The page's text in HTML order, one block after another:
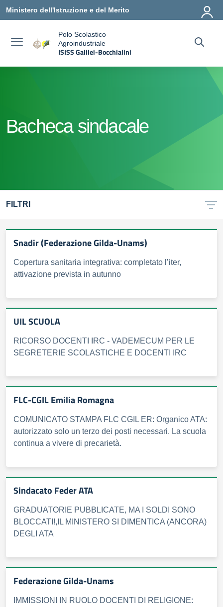
Ministero dell'Istruzione e del Merito
Polo Scolastico
Agroindustriale
ISISS Galilei-Bocchialini
Bacheca sindacale
FILTRI
Snadir (Federazione Gilda-Unams)
Copertura sanitaria integrativa: completato l’iter,
attivazione prevista in autunno
UIL SCUOLA
RICORSO DOCENTI IRC - VADEMECUM PER LE
SEGRETERIE SCOLASTICHE E DOCENTI IRC
FLC-CGIL Emilia Romagna
COMUNICATO STAMPA FLC CGIL ER: Organico ATA:
autorizzato solo un terzo dei posti necessari. La scuola
continua a vivere di precarietà.
Sindacato Feder ATA
GRADUATORIE PUBBLICATE, MA I SOLDI SONO
BLOCCATI!,IL MINISTERO SI DIMENTICA (ANCORA)
DEGLI ATA
Federazione Gilda-Unams
IMMISSIONI IN RUOLO DOCENTI DI RELIGIONE: